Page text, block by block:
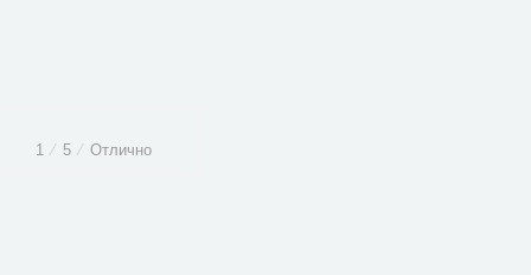
1 ⁄ 5 ⁄ Отлично